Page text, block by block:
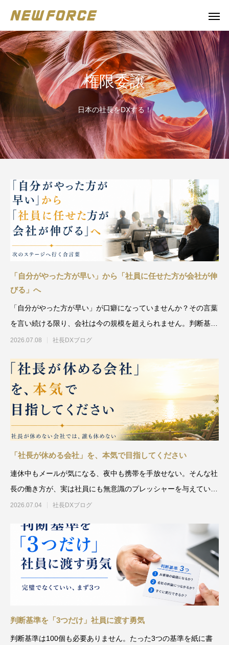
WEBコンテンツ
WEBマーケティング戦略立案
Claude
補助金の取得
権限委譲
日本の社長をDXする！
「自分がやった方が早い」から「社員に任せた方が会社が伸
びる」へ
「自分がやった方が早い」が口癖になっていませんか？その言葉
を言い続ける限り、会社は今の規模を超えられません。判断基準
の明文化、情報共有、動画
2026.07.08 社長DXブログ
「社長が休める会社」を、本気で目指してください
連休中もメールが気になる、夜中も携帯を手放せない。そんな社
長の働き方が、実は社員にも無意識のプレッシャーを与えていま
す。私が半日オフラインに
2026.07.04 社長DXブログ
判断基準を「3つだけ」社員に渡す勇気
判断基準は100個も必要ありません。たった3つの基準を紙に書